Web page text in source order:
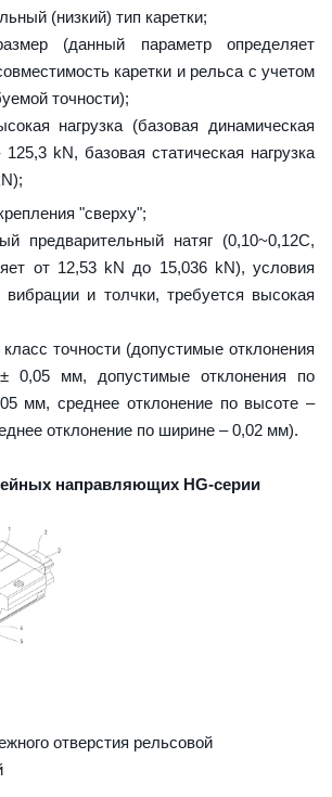
(низкий) тип каретки;
(данный параметр определяет
каретки и рельса с учетом
точности);
нагрузка (базовая динамическая
125,3 kN, базовая статическая нагрузка
"сверху";
предварительный натяг (0,10~0,12C,
от 12,53 kN до 15,036 kN), условия
вибрации и толчки, требуется высокая
точности (допустимые отклонения
0,05 мм, допустимые отклонения по
мм, среднее отклонение по высоте –
отклонение по ширине – 0,02 мм).
направляющих HG-серии
отверстия рельсовой